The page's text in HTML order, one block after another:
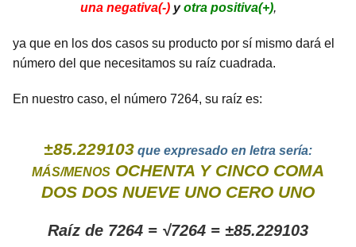
una negativa(-)yotra positiva(+),
ya que en los dos casos su producto por sí mismo dará el
número del que necesitamos su raíz cuadrada.
En nuestro caso, el número 7264, su raíz es:
±85.229103 que expresado en letra sería:
MÁS/MENOS OCHENTA Y CINCO COMA
DOS DOS NUEVE UNO CERO UNO
Raíz de 7264 = √7264 = ±85.229103